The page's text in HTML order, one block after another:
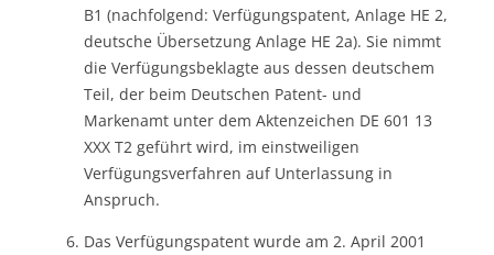
B1 (nachfolgend: Verfügungspatent, Anlage HE 2,
deutsche Übersetzung Anlage HE 2a). Sie nimmt
die Verfügungsbeklagte aus dessen deutschem
Teil, der beim Deutschen Patent- und
Markenamt unter dem Aktenzeichen DE 601 13
XXX T2 geführt wird, im einstweiligen
Verfügungsverfahren auf Unterlassung in
Anspruch.
Das Verfügungspatent wurde am 2. April 2001